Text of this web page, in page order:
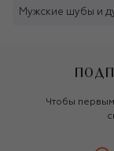
Мужские шубы и
Чтобы